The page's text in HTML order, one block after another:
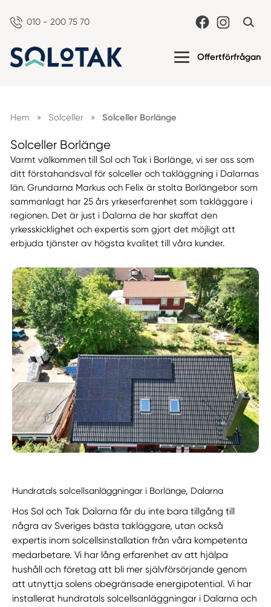
010 - 200 75 70
Offertförfrågan
Hem » Solceller » Solceller Borlänge
Solceller Borlänge
Varmt välkommen till Sol och Tak i Borlänge, vi ser oss som
ditt förstahandsval för solceller och takläggning i Dalarnas
län. Grundarna Markus och Felix är stolta Borlängebor som
sammanlagt har 25 års yrkeserfarenhet som takläggare i
regionen. Det är just i Dalarna de har skaffat den
yrkesskicklighet och expertis som gjort det möjligt att
erbjuda tjänster av högsta kvalitet till våra kunder.
Hundratals solcellsanläggningar i Borlänge, Dalarna
Hos Sol och Tak Dalarna får du inte bara tillgång till
några av Sveriges bästa takläggare, utan också
expertis inom solcellsinstallation från våra kompetenta
medarbetare. Vi har lång erfarenhet av att hjälpa
hushåll och företag att bli mer självförsörjande genom
att utnyttja solens obegränsade energipotential. Vi har
installerat hundratals solcellsanläggningar i Dalarna och